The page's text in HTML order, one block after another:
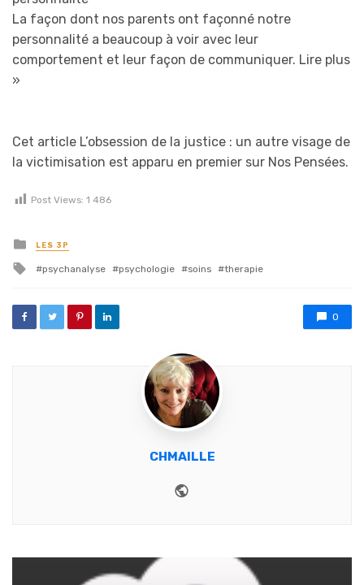
La façon dont nos parents ont façonné notre
personnalité a beaucoup à voir avec leur
comportement et leur façon de communiquer. Lire plus
»
Cet article L’obsession de la justice : un autre visage de
la victimisation est apparu en premier sur Nos Pensées.
Post Views: 1 486
Posted in
LES 3P
Tagged with
psychanalyse psychologie soins therapie
0
CHMAILLE